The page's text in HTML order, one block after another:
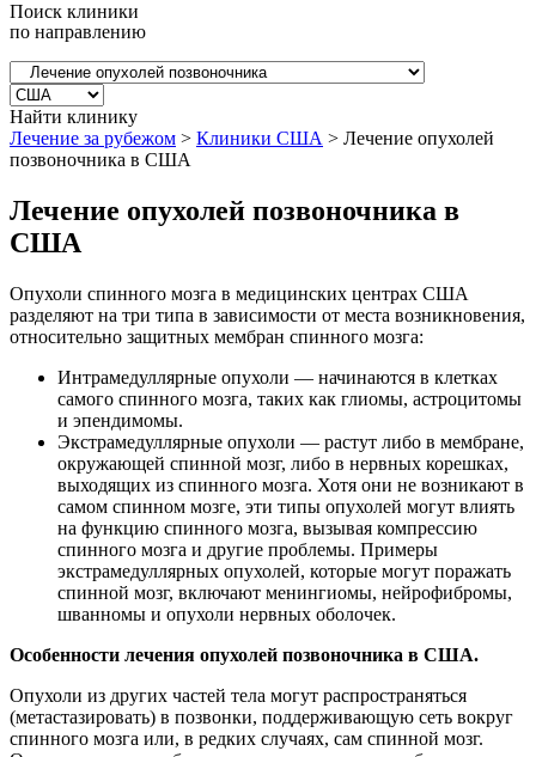
Поиск клиники
по направлению
Найти клинику
Лечение за рубежом > Клиники США > Лечение опухолей
позвоночника в США
Лечение опухолей позвоночника в
США
Опухоли спинного мозга в медицинских центрах США
разделяют на три типа в зависимости от места возникновения,
относительно защитных мембран спинного мозга:
Интрамедуллярные опухоли — начинаются в клетках
самого спинного мозга, таких как глиомы, астроцитомы
и эпендимомы.
Экстрамедуллярные опухоли — растут либо в мембране,
окружающей спинной мозг, либо в нервных корешках,
выходящих из спинного мозга. Хотя они не возникают в
самом спинном мозге, эти типы опухолей могут влиять
на функцию спинного мозга, вызывая компрессию
спинного мозга и другие проблемы. Примеры
экстрамедуллярных опухолей, которые могут поражать
спинной мозг, включают менингиомы, нейрофибромы,
шванномы и опухоли нервных оболочек.
Особенности лечения опухолей позвоночника в США.
Опухоли из других частей тела могут распространяться
(метастазировать) в позвонки, поддерживающую сеть вокруг
спинного мозга или, в редких случаях, сам спинной мозг.